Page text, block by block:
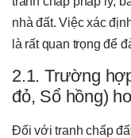
nhà đất. Việc xác
là rất quan trọng để
2.1. Trường
đỏ, Sổ hồng)
Đối với tranh chấp